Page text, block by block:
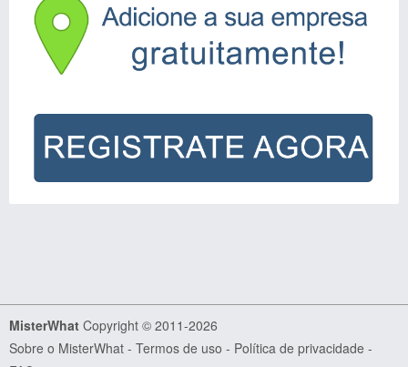
MisterWhat Copyright © 2011-2026
Sobre o MisterWhat - Termos de uso - Política de privacidade -